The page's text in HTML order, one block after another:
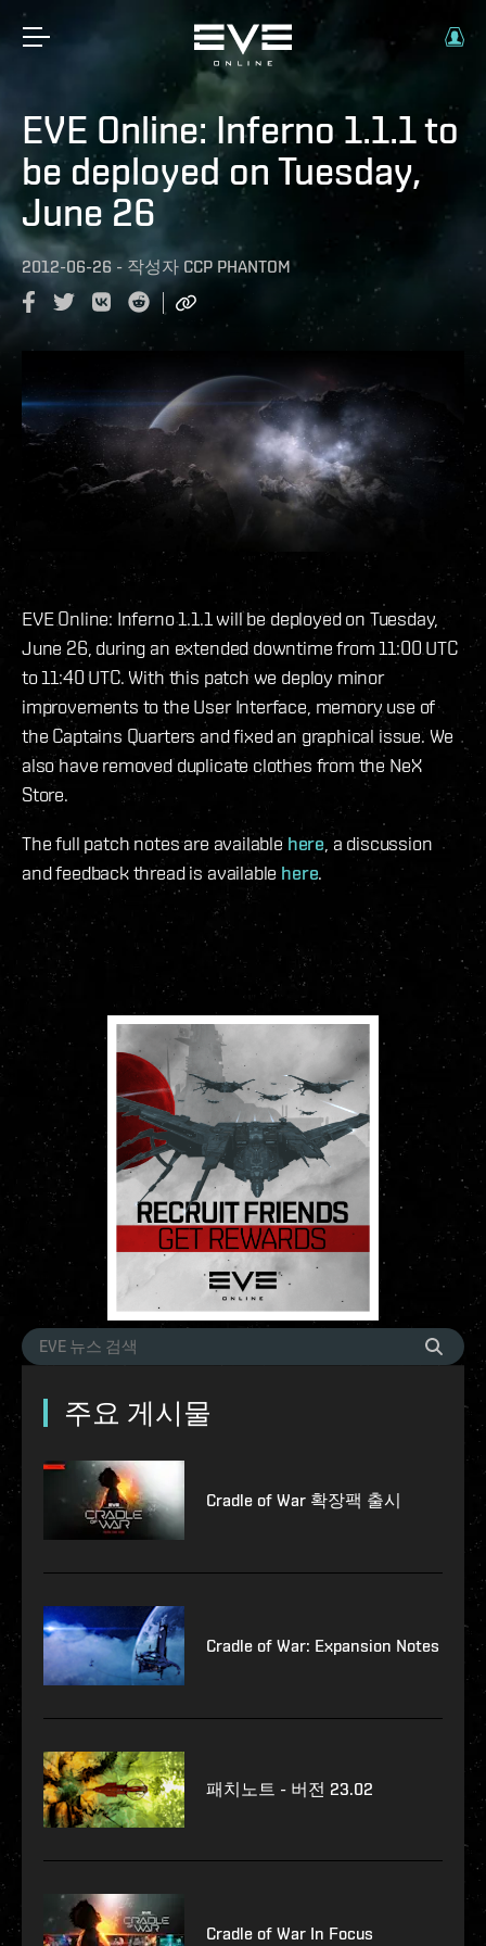
EVE Online: Inferno 1.1.1 to
be deployed on Tuesday,
June 26
2012-06-26 - 작성자 CCP PHANTOM
EVE Online: Inferno 1.1.1 will be deployed on Tuesday,
June 26, during an extended downtime from 11:00 UTC
to 11:40 UTC. With this patch we deploy minor
improvements to the User Interface, memory use of
the Captains Quarters and fixed an graphical issue. We
also have removed duplicate clothes from the NeX
Store.
The full patch notes are available here, a discussion
and feedback thread is available here.
주요 게시물
Cradle of War 확장팩 출시
Cradle of War: Expansion Notes
패치노트 - 버전 23.02
Cradle of War In Focus